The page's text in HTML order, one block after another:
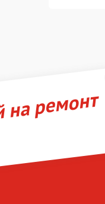
ремонт